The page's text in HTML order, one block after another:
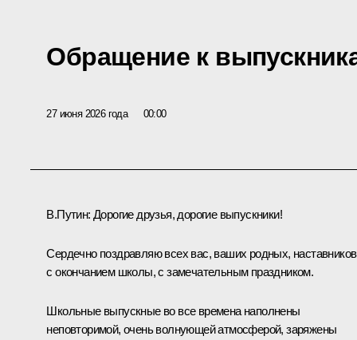
Обращение к
27 июня 2026 года 00:00
В.Путин: Дорогие друзья, дорогие выпускники!
Сердечно поздравляю всех вас, ваших родных, наставников
с окончанием школы, с замечательным праздником.
Школьные выпускные во все времена наполнены
неповторимой, очень волнующей атмосферой, заряжены